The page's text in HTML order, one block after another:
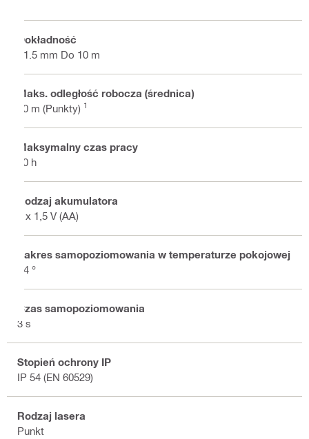
Dokładność
±1.5 mm Do 10 m
Maks. odległość robocza (średnica)
30 m (Punkty) 1
Maksymalny czas pracy
50 h
Rodzaj akumulatora
4 x 1,5 V (AA)
Zakres samopoziomowania w temperaturze pokojowej
±4 °
Czas samopoziomowania
3 s
Stopień ochrony IP
IP 54 (EN 60529)
Rodzaj lasera
Punkt